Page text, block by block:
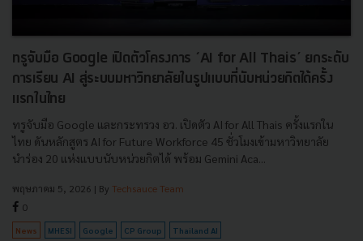
ทรูจับมือ Google เปิดตัวโครงการ ‘AI for All Thais’ ยกระดับ
การเรียน AI สู่ระบบมหาวิทยาลัยในรูปแบบที่นับหน่วยกิตได้ครั้ง
แรกในไทย
ทรูจับมือ Google และกระทรวง อว. เปิดตัว AI for All Thais ครั้งแรกใน
ไทย ดันหลักสูตร AI for Future Workforce 45 ชั่วโมงเข้ามหาวิทยาลัย
นำร่อง 20 แห่งแบบนับหน่วยกิตได้ พร้อม Gemini Aca...
พฤษภาคม 5, 2026 | By Techsauce Team
0
News MHESI Google CP Group Thailand AI